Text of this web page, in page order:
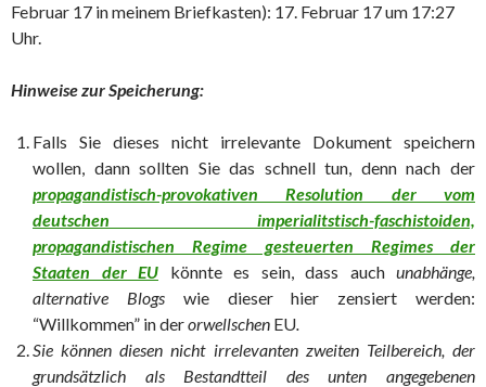
Februar 17 in meinem Briefkasten): 17. Februar 17 um 17:27
Uhr.
Hinweise zur Speicherung:
Falls Sie dieses nicht irrelevante Dokument speichern
wollen, dann sollten Sie das schnell tun, denn nach der
propagandistisch-provokativen Resolution der vom
deutschen imperialitstisch-faschistoiden,
propagandistischen Regime gesteuerten Regimes der
Staaten der EU könnte es sein, dass auch unabhänge,
alternative Blogswie dieser hier zensiert werden:
“Willkommen” in derorwellschen EU.
Sie können diesen nicht irrelevanten zweiten Teilbereich, der
grundsätzlich als Bestandtteil des unten angegebenen